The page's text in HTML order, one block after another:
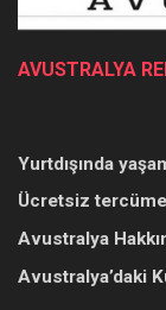
AVUSTRALYA
Yurtdışında
Ücretsiz
Avustralya
Avustralya’daki